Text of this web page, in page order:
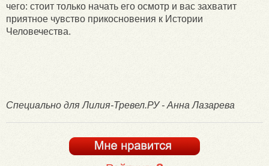
чего: стоит только начать его осмотр и вас захватит
приятное чувство прикосновения к Истории
Человечества.
Специально для Лилия-Тревел.РУ - Анна Лазарева